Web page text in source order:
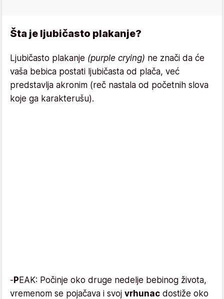
Šta je ljubičasto plakanje?
Ljubičasto plakanje (purple crying) ne znači da će
vaša bebica postati ljubičasta od plača, već
predstavlja akronim (reč nastala od početnih slova
koje ga karakterušu).
-PEAK: Počinje oko druge nedelje bebinog života,
vremenom se pojačava i svoj vrhunac dostiže oko